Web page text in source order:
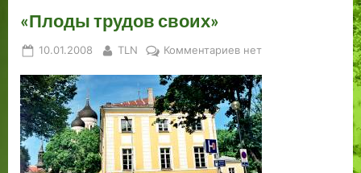
«Плоды трудов своих»
Posted
10.01.2008 By
TLN Комментариевк
«Плоды
трудов
своих»
нет